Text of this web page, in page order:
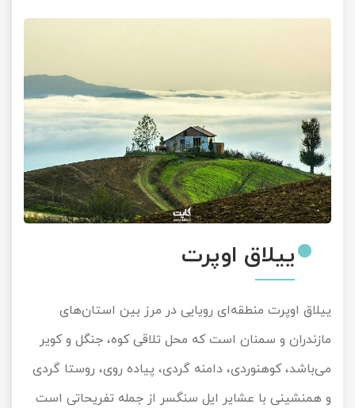
ییلاق اوپرت
ییلاق اوپرت منطقه‌ای رویایی در مرز بین استان‌های
مازندران و سمنان است که محل تلاقی کوه، جنگل و کویر
می‌باشد، کوهنوردی، دامنه گردی، پیاده روی، روستا گردی
و همنشینی با عشایر ایل سنگسر از جمله تفریحاتی است